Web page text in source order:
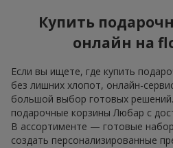
Купить
онлайн на
Если вы ищете, где купить
без лишних хлопот, онлайн-
большой выбор готовых
подарочные корзины Любар с
В ассортименте — готовые
создать персонализированные